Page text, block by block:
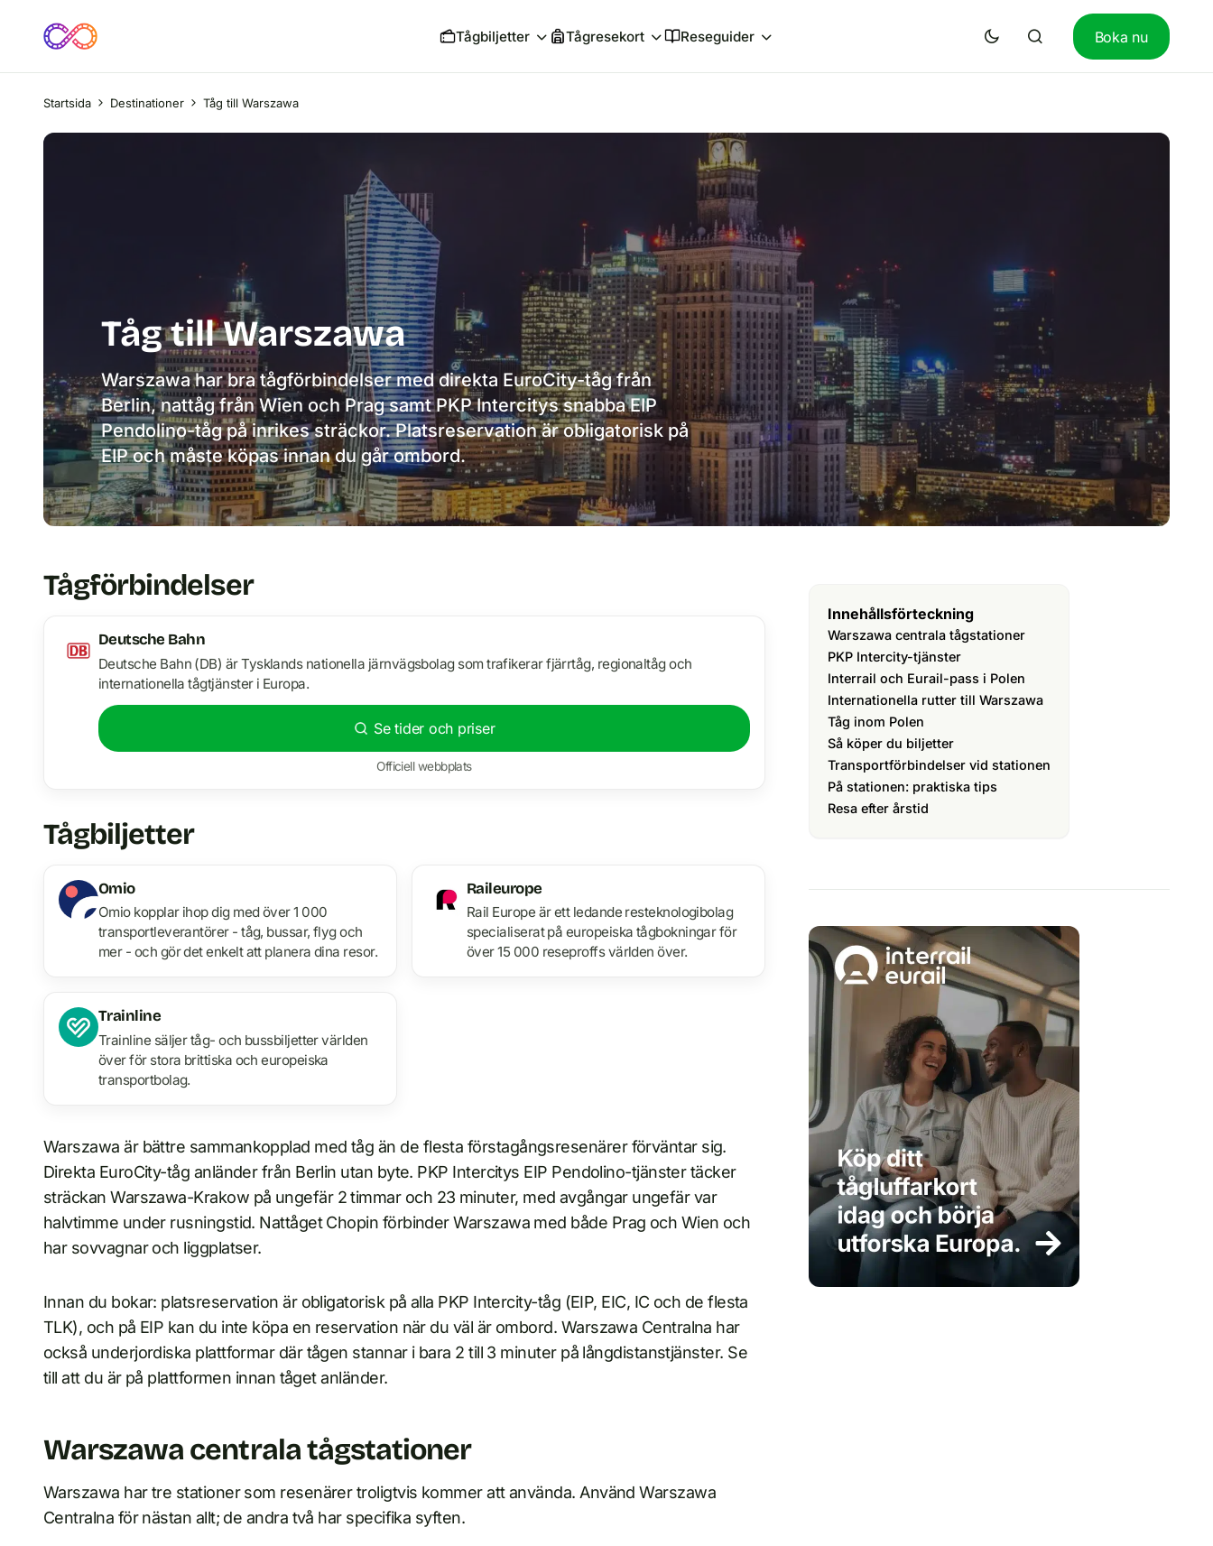
Tågbiljetter Tågresekort Reseguider Boka nu
Startsida Destinationer Tåg till Warszawa
Tåg till Warszawa
Warszawa har bra tågförbindelser med direkta EuroCity-tåg från
Berlin, nattåg från Wien och Prag samt PKP Intercitys snabba EIP
Pendolino-tåg på inrikes sträckor. Platsreservation är obligatorisk på
EIP och måste köpas innan du går ombord.
Tågförbindelser
Deutsche Bahn
Deutsche Bahn (DB) är Tysklands nationella järnvägsbolag som trafikerar fjärrtåg, regionaltåg och
internationella tågtjänster i Europa.
Se tider och priser
Officiell webbplats
Tågbiljetter
Omio
Omio kopplar ihop dig med över 1 000
transportleverantörer - tåg, bussar, flyg och
mer - och gör det enkelt att planera dina resor.
Raileurope
Rail Europe är ett ledande resteknologibolag
specialiserat på europeiska tågbokningar för
över 15 000 reseproffs världen över.
Trainline
Trainline säljer tåg- och bussbiljetter världen
över för stora brittiska och europeiska
transportbolag.
Warszawa är bättre sammankopplad med tåg än de flesta förstagångsresenärer förväntar sig.
Direkta EuroCity-tåg anländer från Berlin utan byte. PKP Intercitys EIP Pendolino-tjänster täcker
sträckan Warszawa-Krakow på ungefär 2 timmar och 23 minuter, med avgångar ungefär var
halvtimme under rusningstid. Nattåget Chopin förbinder Warszawa med både Prag och Wien och
har sovvagnar och liggplatser.
Innan du bokar: platsreservation är obligatorisk på alla PKP Intercity-tåg (EIP, EIC, IC och de flesta
TLK), och på EIP kan du inte köpa en reservation när du väl är ombord. Warszawa Centralna har
också underjordiska plattformar där tågen stannar i bara 2 till 3 minuter på långdistanstjänster. Se
till att du är på plattformen innan tåget anländer.
Warszawa centrala tågstationer
Warszawa har tre stationer som resenärer troligtvis kommer att använda. Använd Warszawa
Centralna för nästan allt; de andra två har specifika syften.
Innehållsförteckning
Warszawa centrala tågstationer
PKP Intercity-tjänster
Interrail och Eurail-pass i Polen
Internationella rutter till Warszawa
Tåg inom Polen
Så köper du biljetter
Transportförbindelser vid stationen
På stationen: praktiska tips
Resa efter årstid